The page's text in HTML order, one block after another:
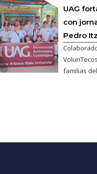
UAG
con
Pedro
familias